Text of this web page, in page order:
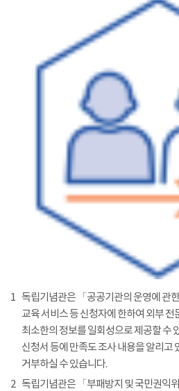
1 독립기념관은 「공공기관의 운영에 관
교육 서비스 등 신청자에 한하여 외부
최소한의 정보를 일회성으로 제공할 수
신청서 등에 만족도 조사 내용을 알리고
거부하실 수 있습니다.
2 독립기념관은 「부패방지 및 국민권익